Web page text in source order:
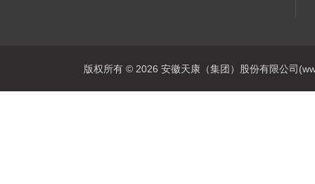
版权所有 © 2026 安徽天康（集团）股份有限公司